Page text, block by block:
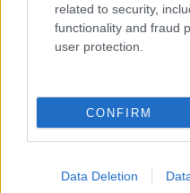
related to security,
functionality and fraud
user protection.
CONFIRM
Data Deletion